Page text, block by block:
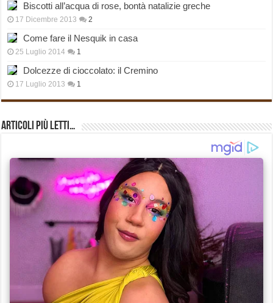
Biscotti all’acqua di rose, bontà natalizie greche
17 Dicembre 2013 2
Come fare il Nesquik in casa
25 Luglio 2014 1
Dolcezze di cioccolato: il Cremino
17 Luglio 2013 1
Articoli più Letti…